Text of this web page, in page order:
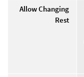
Allow Changing
Rest